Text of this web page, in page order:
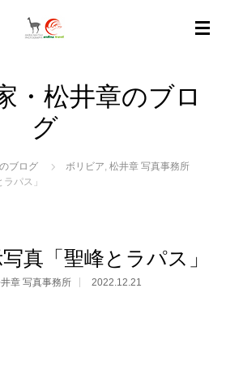
・松井章のブロ
グ
ブログ ボリビア, 松井章 写真事務所
パス」
真「聖峰とラパス」
章 写真事務所 2022.12.21